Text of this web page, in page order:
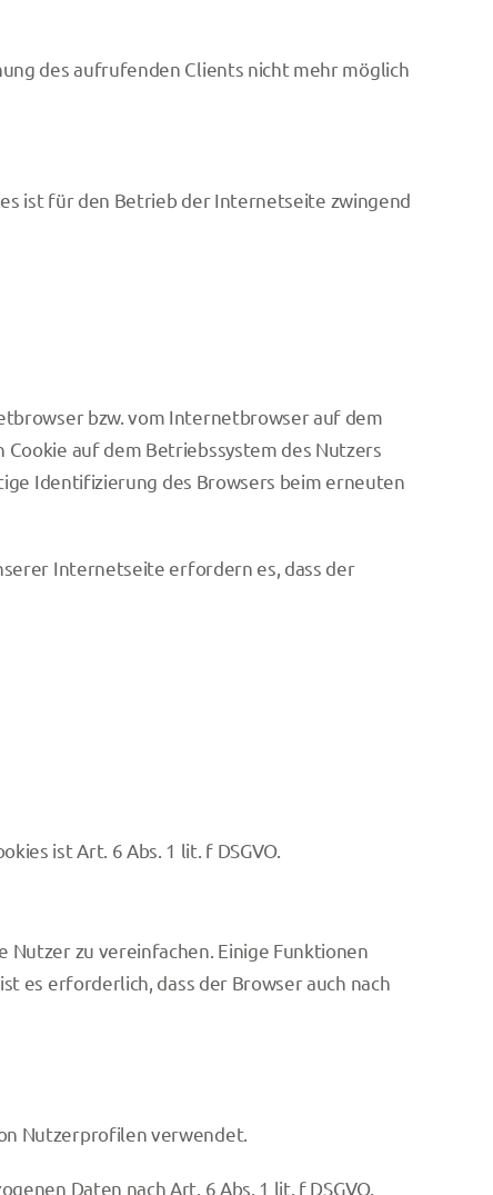
des aufrufenden Clients nicht mehr möglich
ist für den Betrieb der Internetseite zwingend
bzw. vom Internetbrowser auf dem
auf dem Betriebssystem des Nutzers
Identifizierung des Browsers beim erneuten
Internetseite erfordern es, dass der
ist Art. 6 Abs. 1 lit. f DSGVO.
Nutzer zu vereinfachen. Einige Funktionen
es erforderlich, dass der Browser auch nach
Nutzerprofilen verwendet.
Daten nach Art. 6 Abs. 1 lit. f DSGVO.